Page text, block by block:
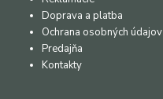
Doprava a platba
Ochrana osobných údajov
Predajňa
Kontakty